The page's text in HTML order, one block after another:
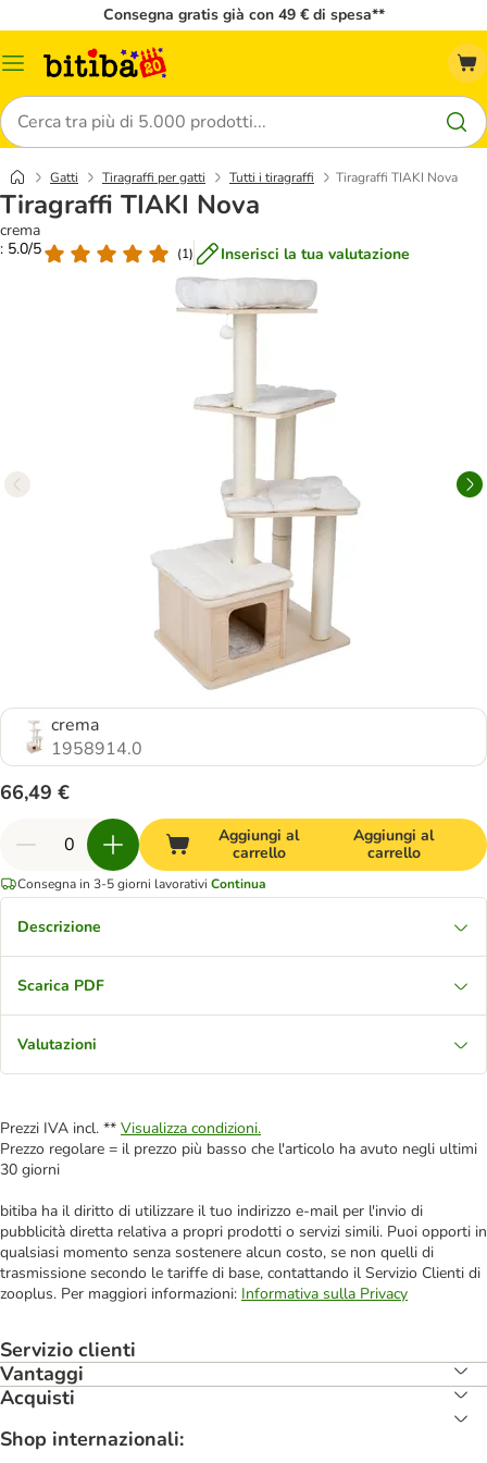
Consegna gratis già con 49 € di spesa**
Overview
Cerca
Gatti Tiragraffi per gatti Tutti i tiragraffi Tiragraffi TIAKI Nova
Tiragraffi TIAKI Nova
crema
: 5.0/5
(1) Inserisci la tua valutazione
crema
1958914.0
66,49 €
Aggiungi al
carrello
Aggiungi al
carrello
Consegna in 3-5 giorni lavorativi Continua
Descrizione
Scarica PDF
Valutazioni
Prezzi IVA incl. ** Visualizza condizioni.
Prezzo regolare = il prezzo più basso che l'articolo ha avuto negli ultimi
30 giorni
bitiba ha il diritto di utilizzare il tuo indirizzo e-mail per l'invio di
pubblicità diretta relativa a propri prodotti o servizi simili. Puoi opporti in
qualsiasi momento senza sostenere alcun costo, se non quelli di
trasmissione secondo le tariffe di base, contattando il Servizio Clienti di
zooplus. Per maggiori informazioni: Informativa sulla Privacy
Servizio clienti
Vantaggi
Acquisti
Shop internazionali: